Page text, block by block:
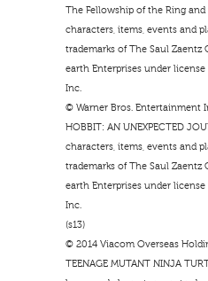
The Fellowship of the Ring
characters, items, events and
trademarks of The Saul Zaentz
earth Enterprises under
Inc.
© Warner Bros. Entertainment
HOBBIT: AN UNEXPECTED
characters, items, events and
trademarks of The Saul Zaentz
earth Enterprises under
Inc.
(s13)
© 2014 Viacom Overseas
TEENAGE MUTANT NINJA